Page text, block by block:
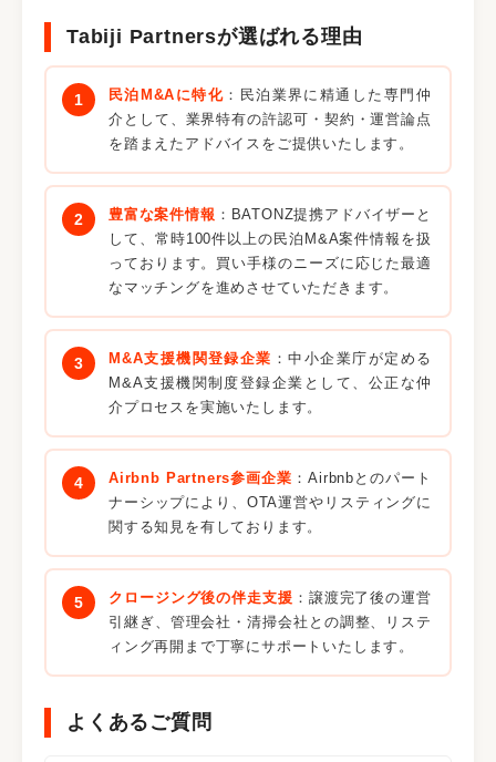
Tabiji Partnersが選ばれる理由
民泊M&Aに特化 ：民泊業界に精通した専門仲
介として、業界特有の許認可・契約・運営論点
を踏まえたアドバイスをご提供いたします。
豊富な案件情報 ：BATONZ提携アドバイザーと
して、常時100件以上の民泊M&A案件情報を扱
っております。買い手様のニーズに応じた最適
なマッチングを進めさせていただきます。
M&A支援機関登録企業 ：中小企業庁が定める
M&A支援機関制度登録企業として、公正な仲
介プロセスを実施いたします。
Airbnb Partners参画企業 ：Airbnbとのパート
ナーシップにより、OTA運営やリスティングに
関する知見を有しております。
クロージング後の伴走支援 ：譲渡完了後の運営
引継ぎ、管理会社・清掃会社との調整、リステ
ィング再開まで丁寧にサポートいたします。
よくあるご質問